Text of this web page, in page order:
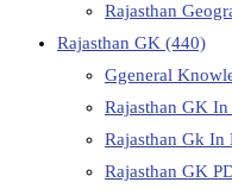
Rajasthan
Rajasthan GK (440)
Ggeneral
Rajasthan GK
Rajasthan Gk In
Rajasthan GK